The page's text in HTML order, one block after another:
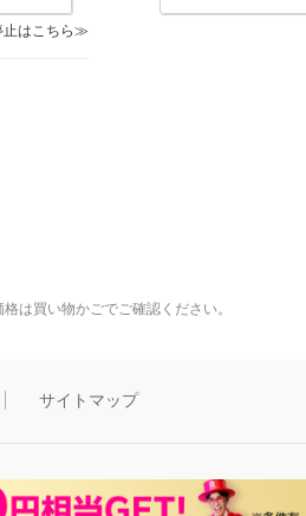
はこちら
は買い物かごでご確認ください。
サイトマップ